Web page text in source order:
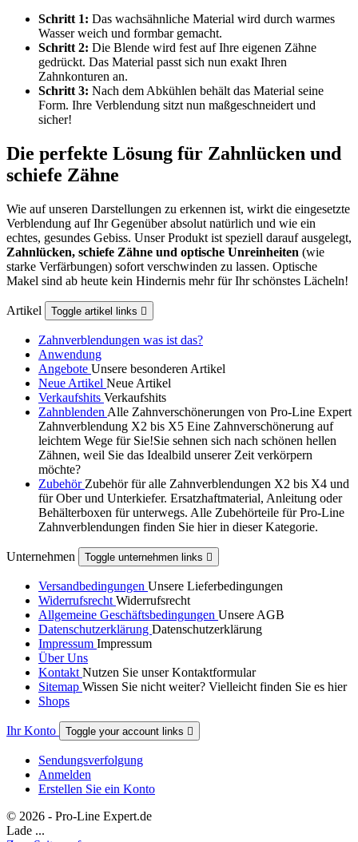
Schritt 1: Das wachsähnliche Material wird durch warmes
Wasser weich und formbar gemacht.
Schritt 2: Die Blende wird fest auf Ihre eigenen Zähne
gedrückt. Das Material passt sich nun exakt Ihren
Zahnkonturen an.
Schritt 3: Nach dem Abkühlen behält das Material seine
Form. Ihre Verblendung sitzt nun maßgeschneidert und
sicher!
Die perfekte Lösung für Zahnlücken und
schiefe Zähne
Wie auf unseren Darstellungen zu erkennen ist, wirkt die eingesetzte
Verblendung auf Ihr Gegenüber absolut natürlich und wie ein
echtes, gesundes Gebiss. Unser Produkt ist speziell darauf ausgelegt,
Zahnlücken, schiefe Zähne und optische Unreinheiten (wie
starke Verfärbungen) sofort verschwinden zu lassen. Optische
Makel sind ab heute kein Hindernis mehr für Ihr schönstes Lächeln!
Artikel Toggle artikel links 
Zahnverblendungen was ist das?
Anwendung
Angebote Unsere besonderen Artikel
Neue Artikel Neue Artikel
Verkaufshits Verkaufshits
Zahnblenden Alle Zahnverschönerungen von Pro-Line Expert
Zahnverblendung X2 bis X5 Eine Zahnverschönerung auf
leichtem Wege für Sie!Sie sehnen sich nach schönen hellen
Zähnen, weil Sie das Idealbild unserer Zeit verkörpern
möchte?
Zubehör Zubehör für alle Zahnverblendungen X2 bis X4 und
für Ober und Unterkiefer. Ersatzhaftmaterial, Anleitung oder
Behälterboxen für unterwegs. Alle Zubehörteile für Pro-Line
Zahnverblendungen finden Sie hier in dieser Kategorie.
Unternehmen Toggle unternehmen links 
Versandbedingungen Unsere Lieferbedingungen
Widerrufsrecht Widerrufsrecht
Allgemeine Geschäftsbedingungen Unsere AGB
Datenschutzerklärung Datenschutzerklärung
Impressum Impressum
Über Uns
Kontakt Nutzen Sie unser Kontaktformular
Sitemap Wissen Sie nicht weiter? Vielleicht finden Sie es hier
Shops
Ihr Konto Toggle your account links 
Sendungsverfolgung
Anmelden
Erstellen Sie ein Konto
© 2026 - Pro-Line Expert.de
Lade ...